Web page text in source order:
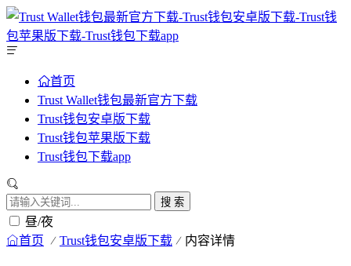
首页
Trust Wallet钱包最新官方下载
Trust钱包安卓版下载
Trust钱包苹果版下载
Trust钱包下载app
搜 索
昼/夜
首页 Trust钱包安卓版下载 内容详情